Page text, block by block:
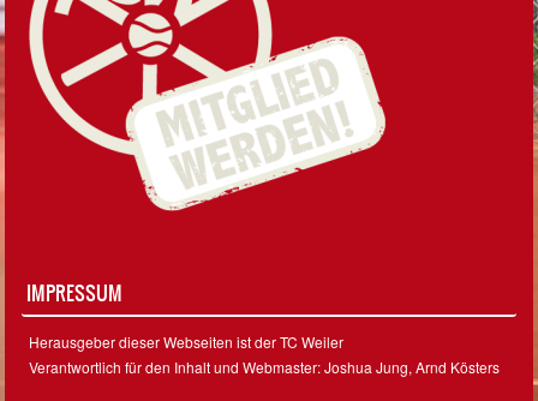
IMPRESSUM
Herausgeber dieser Webseiten ist der TC Weiler
Verantwortlich für den Inhalt und Webmaster: Joshua Jung, Arnd Kösters